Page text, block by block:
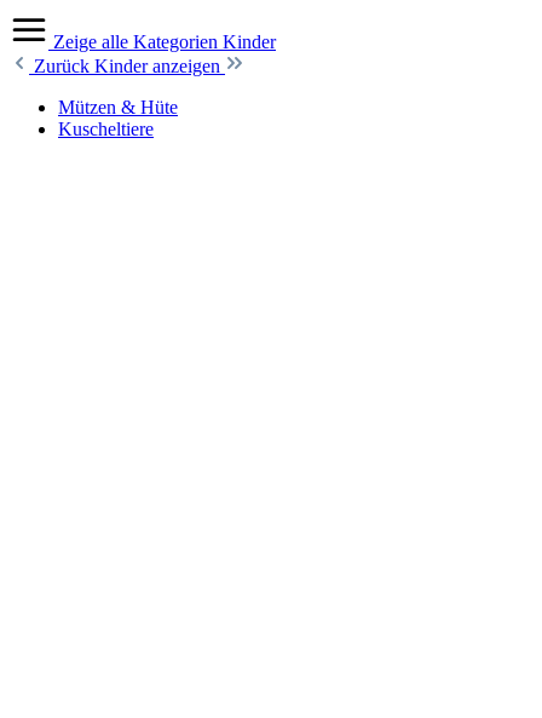
Zeige alle Kategorien Kinder
Zurück Kinder anzeigen
Mützen & Hüte
Kuscheltiere